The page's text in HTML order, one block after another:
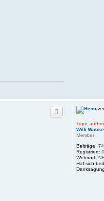
Topic author
Willi
Member
Beiträge:
Registriert:
Wohnort:
Hat sich